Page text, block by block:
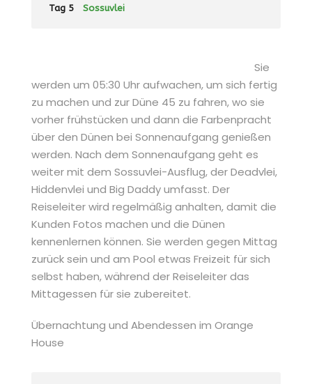
Tag 5 Sossuvlei
Sie
werden um 05:30 Uhr aufwachen, um sich fertig
zu machen und zur Düne 45 zu fahren, wo sie
vorher frühstücken und dann die Farbenpracht
über den Dünen bei Sonnenaufgang genießen
werden. Nach dem Sonnenaufgang geht es
weiter mit dem Sossuvlei-Ausflug, der Deadvlei,
Hiddenvlei und Big Daddy umfasst. Der
Reiseleiter wird regelmäßig anhalten, damit die
Kunden Fotos machen und die Dünen
kennenlernen können. Sie werden gegen Mittag
zurück sein und am Pool etwas Freizeit für sich
selbst haben, während der Reiseleiter das
Mittagessen für sie zubereitet.
Übernachtung und Abendessen im Orange
House